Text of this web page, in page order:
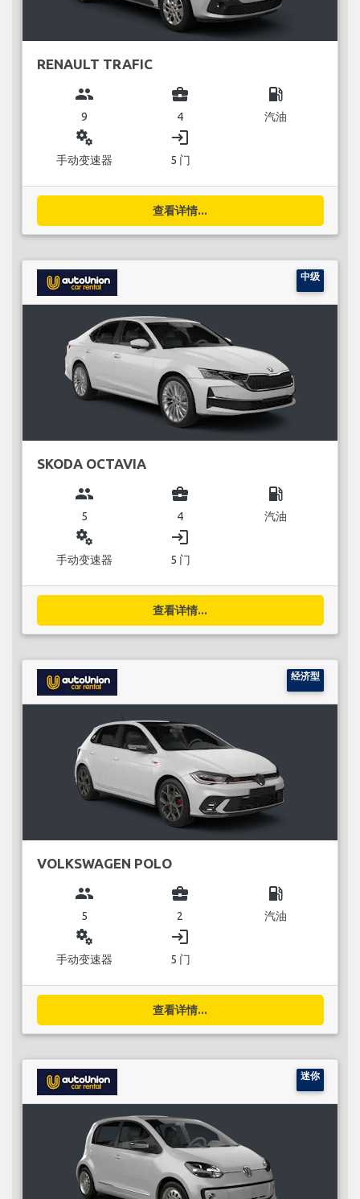
RENAULT TRAFIC
group
9
business_center
4
local_gas_station
汽油
miscellaneous_services
手动变速器
login
5 门
查看详情...
中级
SKODA OCTAVIA
group
5
business_center
4
local_gas_station
汽油
miscellaneous_services
手动变速器
login
5 门
查看详情...
经济型
VOLKSWAGEN POLO
group
5
business_center
2
local_gas_station
汽油
miscellaneous_services
手动变速器
login
5 门
查看详情...
迷你